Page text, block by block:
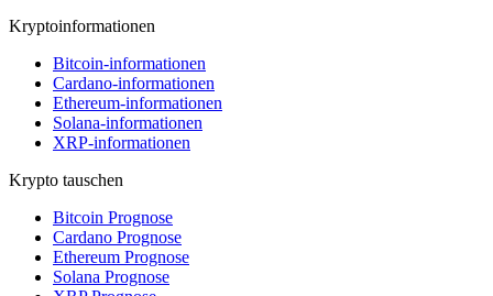
Kryptoinformationen
Bitcoin-informationen
Cardano-informationen
Ethereum-informationen
Solana-informationen
XRP-informationen
Krypto tauschen
Bitcoin Prognose
Cardano Prognose
Ethereum Prognose
Solana Prognose